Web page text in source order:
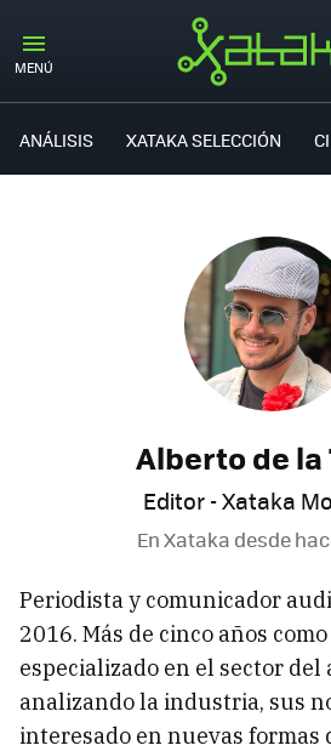
MENÚ
ANÁLISIS XATAKA SELECCIÓN
Alberto de la
Editor - Xataka
En Xataka desde
Periodista y comunicador
2016. Más de cinco años
especializado en el sector del
analizando la industria, sus
interesado en nuevas formas